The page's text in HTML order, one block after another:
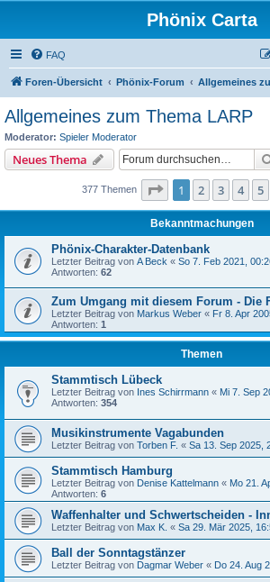
Phönix Carta
FAQ
Foren-Übersicht Phönix-Forum Allgemeines
Allgemeines zum Thema LARP
Moderator: Spieler Moderator
Neues Thema
377 Themen Seite 1von
1 2 3 4 5
Bekanntmachungen
Phönix-Charakter-Datenbank
Letzter Beitrag von A Beck « So 7. Feb 2021,
Antworten: 62
Zum Umgang mit diesem Forum - Die
Letzter Beitrag von Markus Weber « Fr 8. Apr
Antworten: 1
Themen
Stammtisch Lübeck
Letzter Beitrag von Ines Schirrmann « Mi 7. Sep
Antworten: 354
Musikinstrumente Vagabunden
Letzter Beitrag von Torben F. « Sa 13. Sep 2025,
Stammtisch Hamburg
Letzter Beitrag von Denise Kattelmann « Mo 21.
Antworten: 6
Waffenhalter und Schwertscheiden -
Letzter Beitrag von Max K. « Sa 29. Mär 2025,
Ball der Sonntagstänzer
Letzter Beitrag von Dagmar Weber « Do 24. Aug